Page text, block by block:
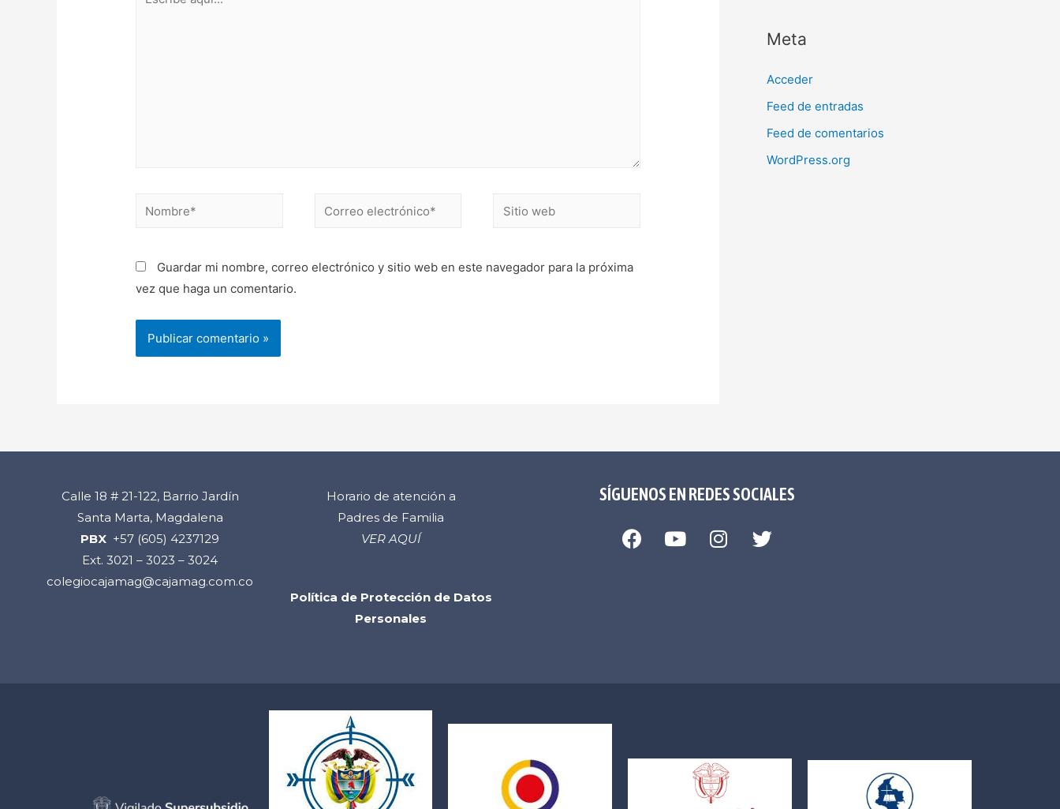
Guardar mi nombre, correo electrónico y sitio web en este navegador para la próxima
vez que haga un comentario.
Meta
Acceder
Feed de entradas
Feed de comentarios
WordPress.org
Calle 18 # 21-122, Barrio Jardín
Santa Marta, Magdalena
PBX +57 (605) 4237129
Ext. 3021 – 3023 – 3024
colegiocajamag@cajamag.com.co
Horario de atención a
Padres de Familia
VER AQUÍ
Política de Protección de Datos
Personales
SÍGUENOS EN REDES SOCIALES